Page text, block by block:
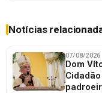
Notícias
07/08/2026
Dom